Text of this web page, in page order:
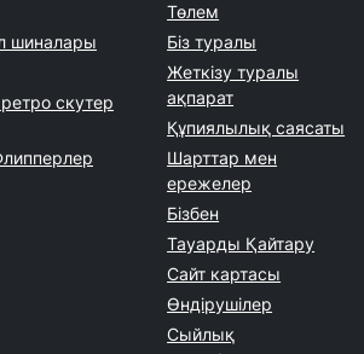
шиналары
скутер
Төлем
Біз туралы
Жеткізу туралы
ақпарат
Құпиялылық саясаты
Шарттар мен
ережелер
Бізбен
Тауарды Қайтару
Сайт картасы
Өндірушілер
Сыйлық